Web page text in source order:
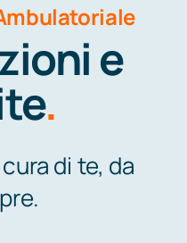
Immagini
e
.
di te, da